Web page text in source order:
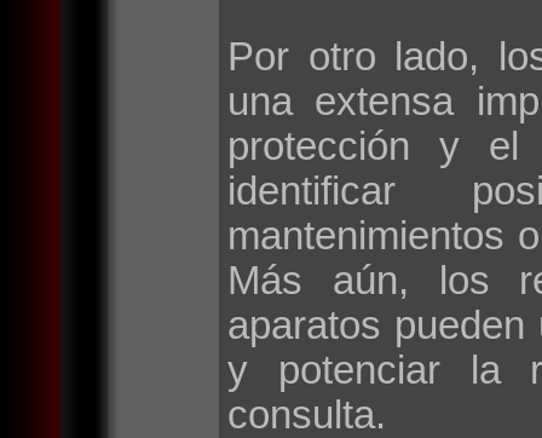
Por otro lado,
una extensa
protección y el
identificar
mantenimientos
Más aún, los
aparatos
y potenciar la
consulta.